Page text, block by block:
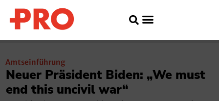
Amtseinführung
Neuer Präsident Biden: „We must
end this uncivil war“